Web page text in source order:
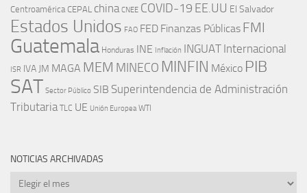
Centroamérica CEPAL china CNEE COVID-19 EE.UU El Salvador
Estados Unidos FAO FED Finanzas Públicas FMI
Guatemala Honduras INE Inflación INGUAT Internacional
ISR IVA JM MAGA MEM MINECO MINFIN México PIB
SAT Sector Público SIB Superintendencia de Administración
Tributaria TLC UE Unión Europea WTI
NOTICIAS ARCHIVADAS
Noticias